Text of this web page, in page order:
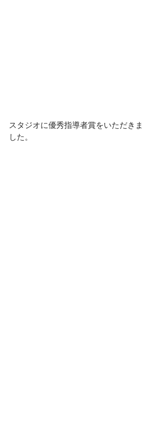
スタジオに優秀指導者賞をいただきま
した。